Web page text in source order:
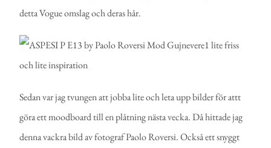
detta Vogue omslag och deras hår.
Sedan var jag tvungen att jobba lite och leta upp bilder för attt
göra ett moodboard till en plåtning nästa vecka. Då hittade jag
denna vackra bild av fotograf Paolo Roversi. Också ett snyggt